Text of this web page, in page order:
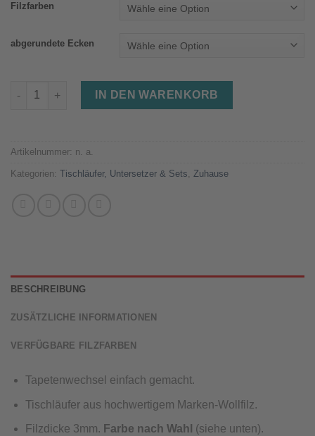
Filzfarben
abgerundete Ecken
Tischläufer aus Wollfilz (Filzfarbe nach Wahl, div. Größen)
IN DEN WARENKORB
Artikelnummer: n. a.
Kategorien: Tischläufer, Untersetzer & Sets, Zuhause
BESCHREIBUNG
ZUSÄTZLICHE INFORMATIONEN
VERFÜGBARE FILZFARBEN
Tapetenwechsel einfach gemacht.
Tischläufer aus hochwertigem Marken-Wollfilz.
Filzdicke 3mm. Farbe nach Wahl (siehe unten).